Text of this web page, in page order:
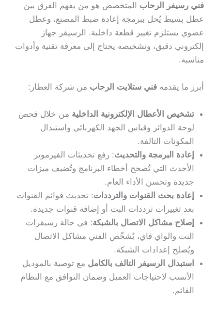
فني رسيفر الرحاب المتخصص هو من يفهم الفرق بين
عطل بسيط يُحل ببرمجة إعادة ضبط المصنع، وعطل
عضوي يستلزم تغيير قطعة داخلية. الرسيفر جهاز
إلكتروني دقيق، وتشخيصه يحتاج إلى معرفة تقنية وأدوات
مناسبة.
أبرز ما يقدمه فني ستلايت الرحاب من شركة العطار:
تشخيص الأعطال الإلكترونية الداخلية من خلال فحص
لوحة الدوائر وقياس الجهد الكهربائي واستبدال
المكونات التالفة.
إعادة البرمجة والتحديث: رفع تحديثات الفيرموير
الأحدث التي تُصحح أخطاء البرنامج وتُضيف ميزات
جديدة وتحسن الأداء العام.
إعادة بحث القنوات والترددات: تحديث قوائم القنوات
بعد تغييرات ترددات البث أو إضافة قنوات جديدة.
إصلاح مشاكل الاتصال بالشبكة: في حالة رسيفرات
النت والواي فاي، يُشخّص الفني مشاكل الاتصال
ويُصلح إعدادات الشبكة.
استبدال الرسيفر التالف بالكامل مع توصية بالموديل
الأنسب لاحتياجات العميل وضمان التوافق مع النظام
القائم.